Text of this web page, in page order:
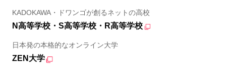
KADOKAWA・ドワンゴが創るネットの高校
N高等学校・S高等学校・R高等学校
日本発の本格的なオンライン大学
ZEN大学